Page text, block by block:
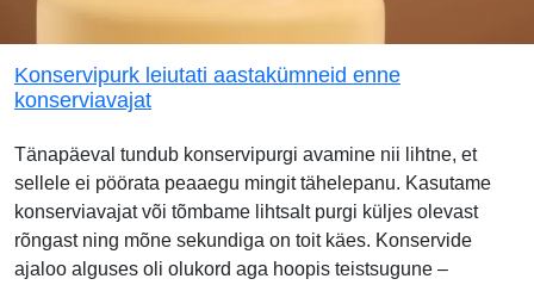
Konservipurk leiutati aastakümneid enne
konserviavajat
Tänapäeval tundub konservipurgi avamine nii lihtne, et
sellele ei pöörata peaaegu mingit tähelepanu. Kasutame
konserviavajat või tõmbame lihtsalt purgi küljes olevast
rõngast ning mõne sekundiga on toit käes. Konservide
ajaloo alguses oli olukord aga hoopis teistsugune –